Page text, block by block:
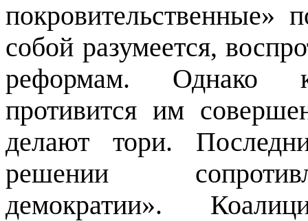
собой разумеется,
реформам. Однако
противится им
делают тори.
решении
демократии».